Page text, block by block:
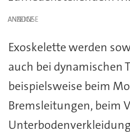
ANZEIGE
Exoskelette werden
auch bei dynamischen
beispielsweise beim
Bremsleitungen, beim